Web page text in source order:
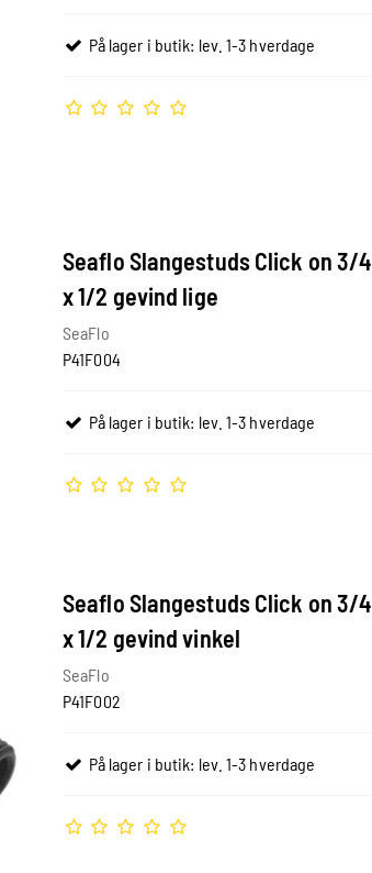
På lager i butik: lev. 1-3 hverdage
Seaflo Slangestuds Click on 3/4
x 1/2 gevind lige
SeaFlo
P41F004
På lager i butik: lev. 1-3 hverdage
Seaflo Slangestuds Click on 3/4
x 1/2 gevind vinkel
SeaFlo
P41F002
På lager i butik: lev. 1-3 hverdage